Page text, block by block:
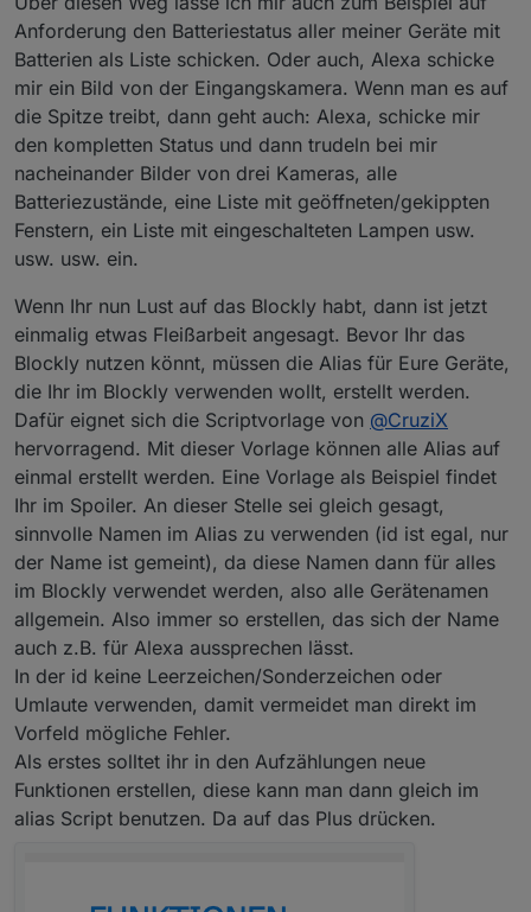
Anforderung den Batteriestatus aller meiner Geräte mit
Batterien als Liste schicken. Oder auch, Alexa schicke
mir ein Bild von der Eingangskamera. Wenn man es auf
die Spitze treibt, dann geht auch: Alexa, schicke mir
den kompletten Status und dann trudeln bei mir
nacheinander Bilder von drei Kameras, alle
Batteriezustände, eine Liste mit geöffneten/gekippten
Fenstern, ein Liste mit eingeschalteten Lampen usw.
usw. usw. ein.
Wenn Ihr nun Lust auf das Blockly habt, dann ist jetzt
einmalig etwas Fleißarbeit angesagt. Bevor Ihr das
Blockly nutzen könnt, müssen die Alias für Eure Geräte,
die Ihr im Blockly verwenden wollt, erstellt werden.
Dafür eignet sich die Scriptvorlage von @CruziX
hervorragend. Mit dieser Vorlage können alle Alias auf
einmal erstellt werden. Eine Vorlage als Beispiel findet
Ihr im Spoiler. An dieser Stelle sei gleich gesagt,
sinnvolle Namen im Alias zu verwenden (id ist egal, nur
der Name ist gemeint), da diese Namen dann für alles
im Blockly verwendet werden, also alle Gerätenamen
allgemein. Also immer so erstellen, das sich der Name
auch z.B. für Alexa aussprechen lässt.
In der id keine Leerzeichen/Sonderzeichen oder
Umlaute verwenden, damit vermeidet man direkt im
Vorfeld mögliche Fehler.
Als erstes solltet ihr in den Aufzählungen neue
Funktionen erstellen, diese kann man dann gleich im
alias Script benutzen. Da auf das Plus drücken.